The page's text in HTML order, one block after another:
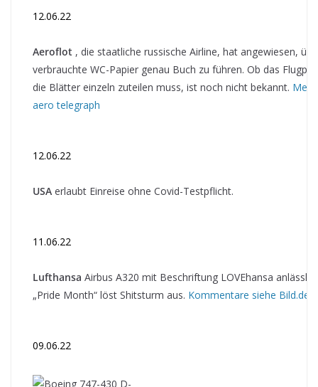
12.06.22
Aeroflot , die staatliche russische Airline, hat angewiesen,
verbrauchte WC-Papier genau Buch zu führen. Ob das
die Blätter einzeln zuteilen muss, ist noch nicht bekannt.
aero telegraph
12.06.22
USA erlaubt Einreise ohne Covid-Testpflicht.
11.06.22
Lufthansa Airbus A320 mit Beschriftung LOVEhansa
„Pride Month“ löst Shitsturm aus. Kommentare siehe Bild.de
09.06.22